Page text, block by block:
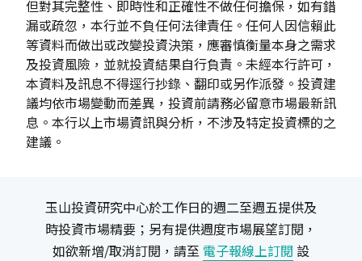
但對其完整性、即時性和正確性不做任何擔保，如有錯
漏或疏忽，本行並不負任何法律責任。任何人因信賴此
等資料而做出或改變投資決策，應審慎衡量本身之需求
及投資風險，並就投資結果自行負責。未經本行許可，
本資料及訊息不得逕行抄錄、翻印或另作派發。投資建
議均依市場變動而差異，投資前請務必留意市場最新訊
息。本行以上市場資訊與分析，不涉及特定投資標的之
建議。
玉山投資研究中心於工作日的週二至週五提供及
時投資市場精要；另有提供週度市場展望訂閱，
如欲新增/取消訂閱，請至 電子報線上訂閱 設